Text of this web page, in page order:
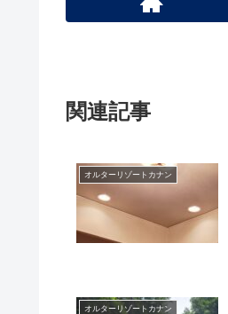
関連記事
オルターリゾートカナン
オルターリゾートカナン